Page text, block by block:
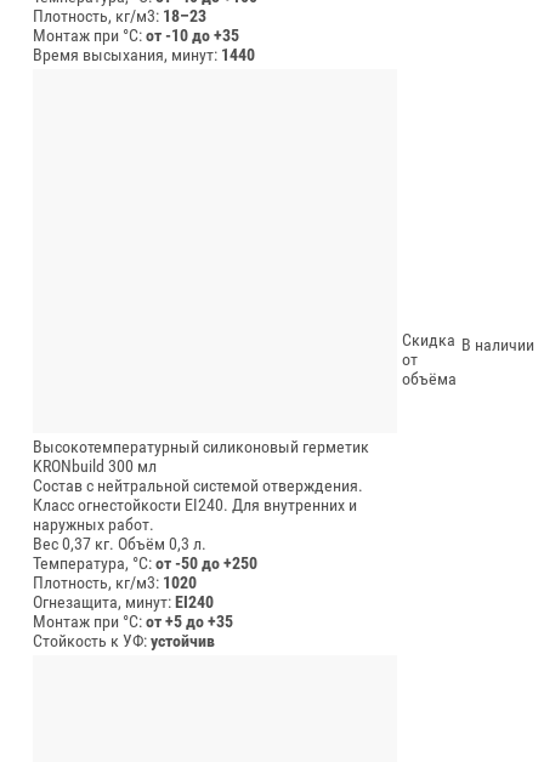
Плотность, кг/м3: 18–23
Монтаж при °C:от -10 до +35
Время высыхания, минут: 1440
Высокотемпературный силиконовый герметик
KRONbuild 300 мл
Состав с нейтральной системой отверждения.
Класс огнестойкости EI240. Для внутренних и
наружных работ.
Вес 0,37 кг. Объём 0,3 л.
Температура, °C:от -50 до +250
Плотность, кг/м3: 1020
Огнезащита, минут:EI240
Монтаж при °C:от +5 до +35
Стойкость к УФ:устойчив
Скидка
от
объёма
В наличии